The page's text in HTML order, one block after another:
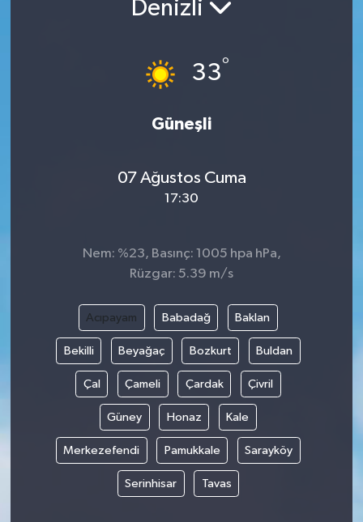
Denizli
33°
Güneşli
07 Ağustos Cuma
17:30
Nem: %23, Basınç: 1005 hpa hPa,
Rüzgar: 5.39 m/s
Acıpayam Babadağ Baklan
Bekilli Beyağaç Bozkurt Buldan
Çal Çameli Çardak Çivril
Güney Honaz Kale
Merkezefendi Pamukkale Sarayköy
Serinhisar Tavas